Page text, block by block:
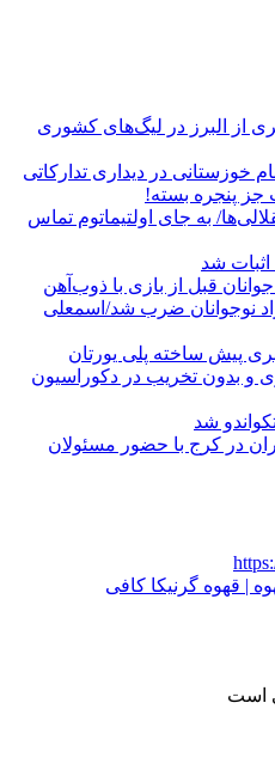
از البرز در لیگ‌های کشوری
خوزستانی در دیداری تدارکاتی
جز پنجره بسته!
به جای اولتیماتوم تماس
شد
قبل از بازی با ذوب‌آهن
نوجوانان ضرب شد/اسمعلی
پیش ساخته پلی یورتان
و بدون تخریب در دکوراسیون
شد
در کرج با حضور مسئولان
| قهوه گرنیکا کافی
است